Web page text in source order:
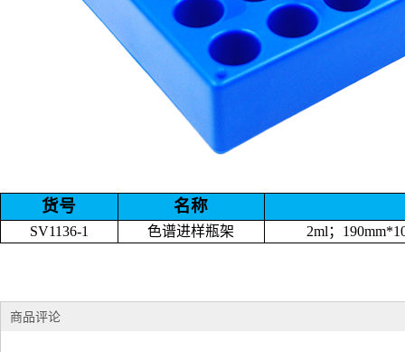
货号 名称
SV1136-1 色谱进样瓶架 2ml ；
商品评论